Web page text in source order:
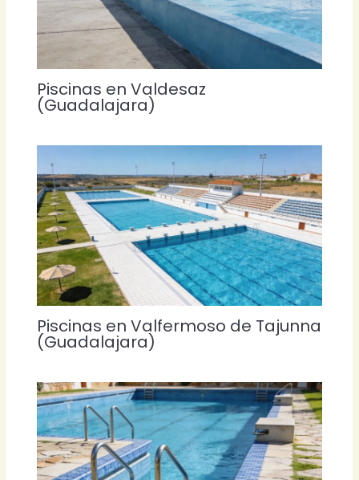
Piscinas en Valdesaz
(Guadalajara)
Piscinas en Valfermoso de Tajunna
(Guadalajara)